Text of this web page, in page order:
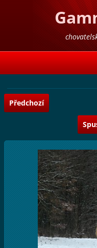
Předchozí